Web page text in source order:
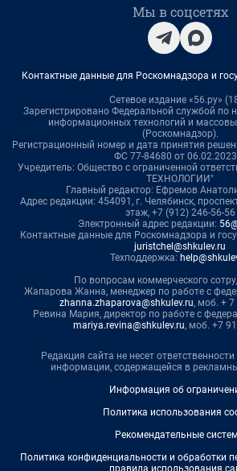
Мы в соцсетях
Контактные данные для Роскомнадзора и
Сетевое издание «56.ру»
Зарегистрировано Федеральной службой по
информационных технологий и
(Роскомнадзор).
Регистрационный номер и дата принятия
ФС 77-84680 от 06.02.2023
Учредитель: Общество с ограниченной
ТЕХНОЛОГИИ"
Главный редактор: Ефремов
Адрес редакции: 454091, г. Челябинск,
этаж, +7 (912) 246-56-56
Электронный адрес редакции:
Контактные данные для Роскомнадзора и
juristchel@shkulev.ru
Техподдержка:
По вопросам коммерческого
Жапарова Жанна, менеджер по работе с
zhanna.zhaparova@shkulev.ru, моб. +
Ревина Мария, директор по работе с
mariya.revina@shkulev.ru, моб. +7
Редакция сайта не несет
информации, содержащейся в
Информация об
Политика использования
Рекомендательные
Политика конфиденциальности и обработки